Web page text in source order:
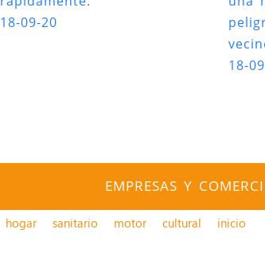
18-09-20
18-
EMPRESAS Y
hogar sanitario motor cultural inicio